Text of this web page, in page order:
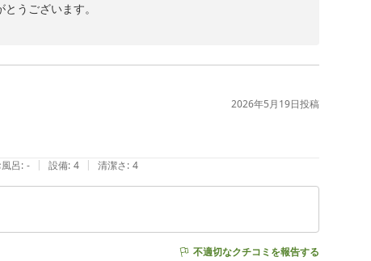
うございます。
。
す。
ューもご用意しております。
2026年5月19日投稿
呂: - | 設備: 4 | 清潔さ: 4
不適切なクチコミを報告する